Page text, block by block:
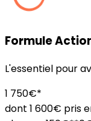
Formule
L'essentiel pour
1 750€*
dont 1 600€ pris